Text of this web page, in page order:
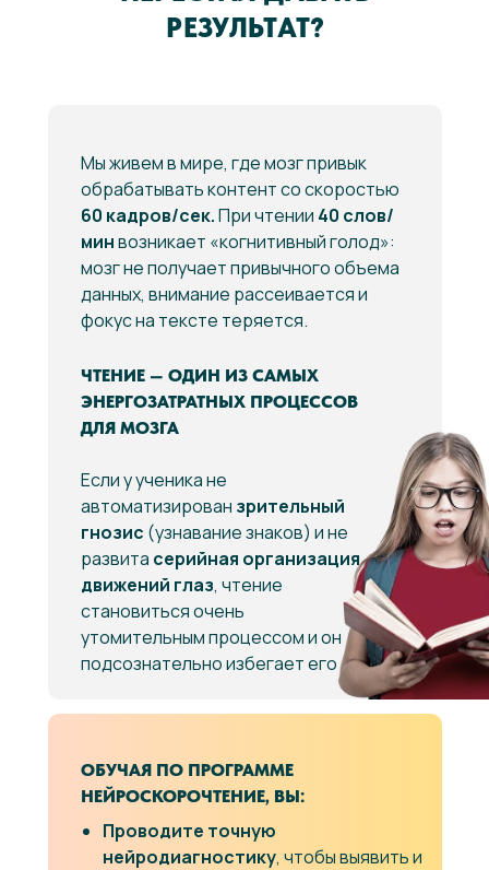
РЕЗУЛЬТАТ?
Проводите точную
нейродиагностику, чтобы выявить и
ОБУЧАЯ ПО ПРОГРАММЕ
НЕЙРОСКОРОЧТЕНИЕ, ВЫ:
Мы живем в мире, где мозг привык
обрабатывать контент со скоростью
60 кадров/сек.При чтении 40 слов/
минвозникает «когнитивный голод»:
мозг не получает привычного объема
данных, внимание рассеивается и
фокус на тексте теряется.
Если у ученика не
автоматизирован зрительный
гнозис (узнавание знаков) и не
развита серийная организация
движений глаз, чтение
становиться очень
утомительным процессом и он
подсознательно избегает его
ЧТЕНИЕ — ОДИН ИЗ САМЫХ
ЭНЕРГОЗАТРАТНЫХ ПРОЦЕССОВ
ДЛЯ МОЗГА